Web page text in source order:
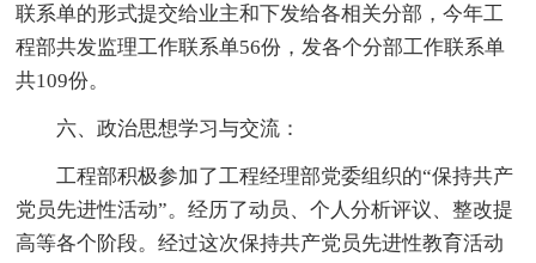
联系单的形式提交给业主和下发给各相关分部，今年工
程部共发监理工作联系单56份，发各个分部工作联系单
共109份。
六、政治思想学习与交流：
工程部积极参加了工程经理部党委组织的“保持共产
党员先进性活动”。经历了动员、个人分析评议、整改提
高等各个阶段。经过这次保持共产党员先进性教育活动